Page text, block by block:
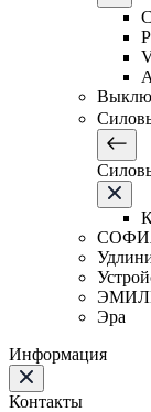
ЭМИЛИ
Эра
Информация
Контакты